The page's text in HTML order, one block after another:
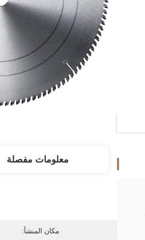
معلومات مفصلة
مكان المنشأ: